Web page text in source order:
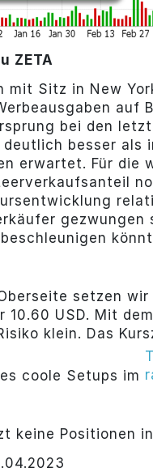
ZETA
mit Sitz in New
auf
bei den
besser als
erwartet. Für die
setzen
10.60 USD. Mit
klein. Das
coole Setups im
keine Positionen